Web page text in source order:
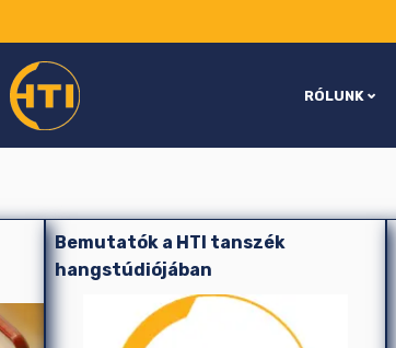
RÓLUNK
Bemutatók a HTI tanszék
hangstúdiójában